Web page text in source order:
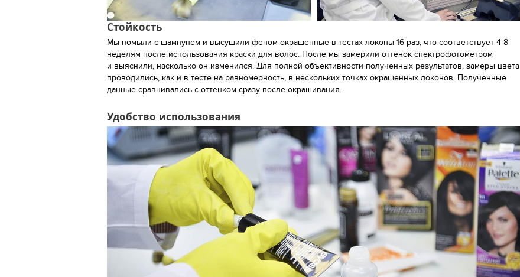
Стойкость
Мы помыли с шампунем и высушили феном окрашенные в тестах локоны 16 раз, что соответствует 4-8
неделям после использования краски для волос. После мы замерили оттенок спектрофотометром
и выяснили, насколько он изменился. Для полной объективности полученных результатов, замеры цвета
проводились, как и в тесте на равномерность, в нескольких точках окрашенных локонов. Полученные
данные сравнивались с оттенком сразу после окрашивания.
Удобство использования